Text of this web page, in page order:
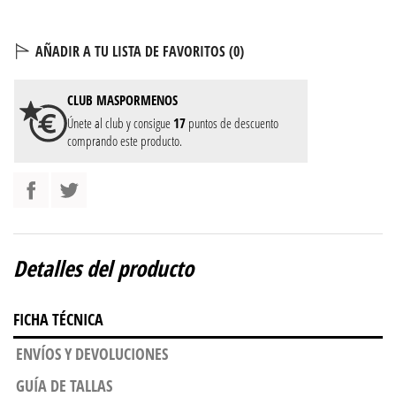
AÑADIR A TU LISTA DE FAVORITOS (0)
CLUB MASPORMENOS
Únete al club y consigue 17 puntos de descuento
comprando este producto.
Detalles del producto
FICHA TÉCNICA
ENVÍOS Y DEVOLUCIONES
GUÍA DE TALLAS